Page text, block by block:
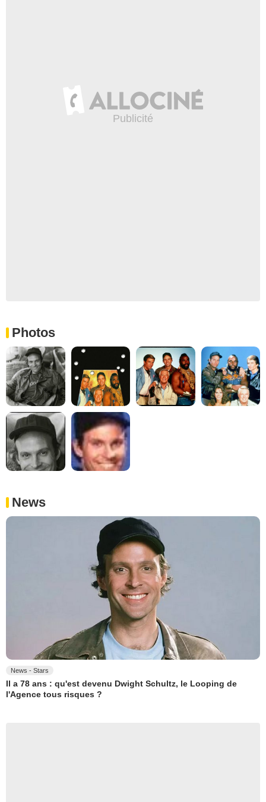
Photos
News
News - Stars
Il a 78 ans : qu'est devenu Dwight Schultz, le Looping de
l'Agence tous risques ?